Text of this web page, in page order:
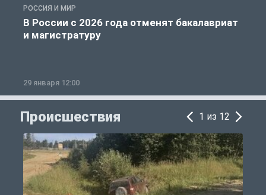
РОССИЯ И МИР
В России с 2026 года отменят бакалавриат
и магистратуру
29 января 12:00
Происшествия 1 из 12